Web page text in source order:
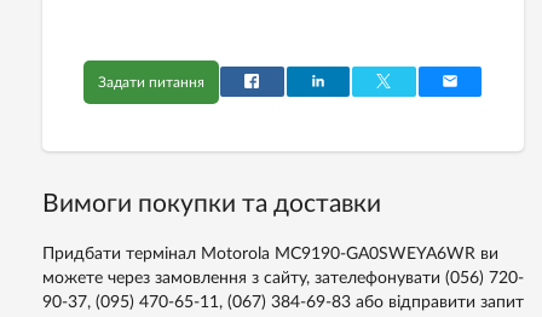
Задати питання
Вимоги покупки та доставки
Придбати термінал Motorola MC9190-GA0SWEYA6WR ви
можете через замовлення з сайту, зателефонувати (056) 720-
90-37, (095) 470-65-11, (067) 384-69-83 або відправити запит